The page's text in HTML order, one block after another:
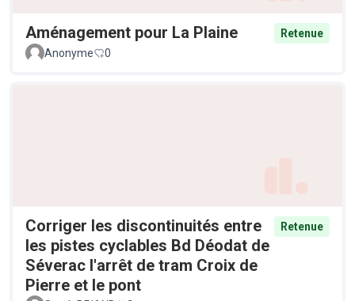
Aménagement pour La Plaine
Retenue
Anonyme
0
Corriger les discontinuités entre
les pistes cyclables Bd Déodat de
Séverac l'arrêt de tram Croix de
Pierre et le pont
Retenue